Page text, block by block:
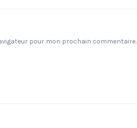
pour mon prochain commentaire.